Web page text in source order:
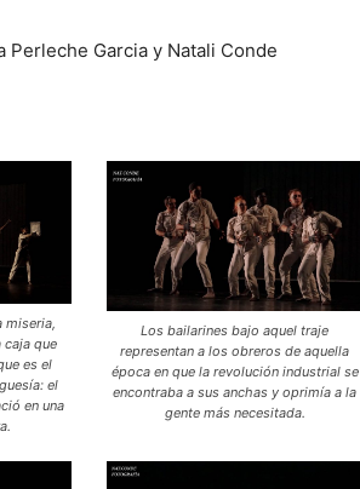
Perleche Garcia y Natali Conde
miseria,
que
es el
el
en una
Los bailarines bajo aquel traje
representan a los obreros de aquella
época en que la revolución industrial se
encontraba a sus anchas y oprimía a la
gente más necesitada.